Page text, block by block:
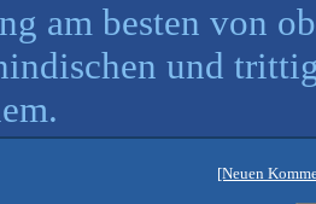
am besten von
und
[Neuen